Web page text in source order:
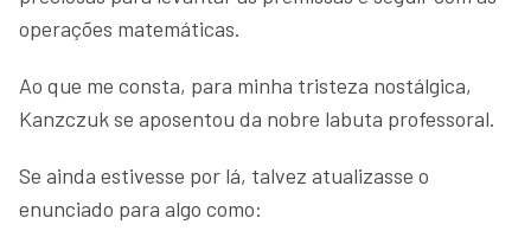
operações matemáticas.
Ao que me consta, para minha tristeza nostálgica,
Kanzczuk se aposentou da nobre labuta professoral.
Se ainda estivesse por lá, talvez atualizasse o
enunciado para algo como: